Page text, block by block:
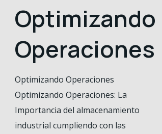
Optimizando
Operaciones
Optimizando Operaciones
Optimizando Operaciones: La
Importancia del almacenamiento
industrial cumpliendo con las